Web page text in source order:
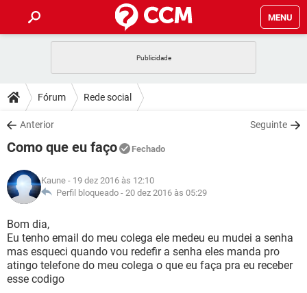
MENU
CELULAR
OUTLOOK
INSTAGRAM GMAIL
GUIA DE COMPRAS
DICAS
JOGOS
INSTAGRAM
GUIA DE COMPRAS
DOWNLOADS
JOGOS WHATSAPP
CELULAR
OUTLOOK EXCEL
INSTAGRAM
GUIA DE COMPRAS
JOGOS
CELULAR
OUTLOOK
INSTAGRAM GMAIL
GUIA DE COMPRAS
GLOSSÁRIO
JOGOS
CELULAR FACEBOOK
OUTLOOK EXCEL
INSTAGRAM
Fórum Rede social
Anterior Seguinte
Como que eu faço Fechado
Kaune - 19 dez 2016 às 12:10
Perfil bloqueado - 20 dez 2016 às 05:29
Bom dia,
Eu tenho email do meu colega ele medeu eu mudei a senha
mas esqueci quando vou redefir a senha eles manda pro
atingo telefone do meu colega o que eu faça pra eu receber
esse codigo